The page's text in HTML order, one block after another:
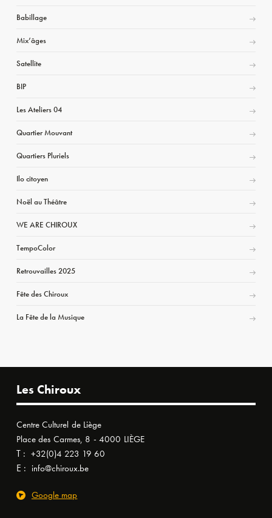
Babillage
Mix’âges
Satellite
BIP
Les Ateliers 04
Quartier Mouvant
Quartiers Pluriels
Ilo citoyen
Noël au Théâtre
WE ARE CHIROUX
TempoColor
Retrouvailles 2025
Fête des Chiroux
La Fête de la Musique
Les Chiroux
Centre Culturel de Liège
Place des Carmes, 8 - 4000 LIÈGE
T : +32(0)4 223 19 60
E : info@chiroux.be
Google map